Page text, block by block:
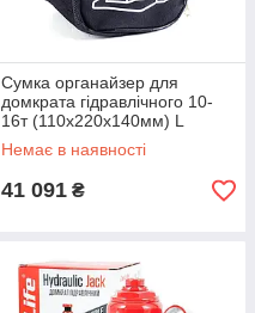
Сумка органайзер для
домкрата гідравлічного 10-
16т (110х220х140мм) L
тканина чорна Beltex
Немає в наявності
41 091 ₴